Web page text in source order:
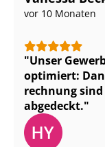
vor 10 Monaten
Unser
optimiert:
rech­nung
abgedeckt.